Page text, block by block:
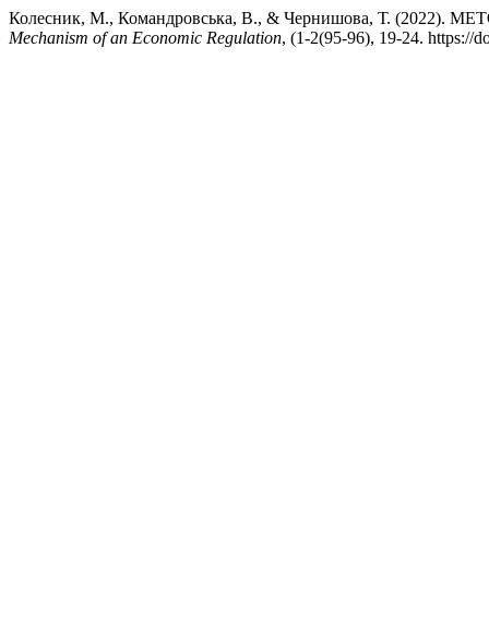
Колесник, М., Командровська, В., & Чернишова, Т.
Mechanism of an Economic Regulation, (1-2(95-96), 19-24. https://